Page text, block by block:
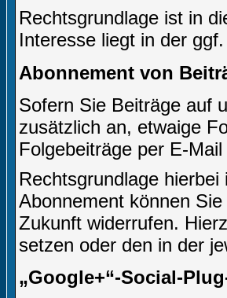
Rechtsgrundlage ist in
Interesse liegt in der
Abonnement von
Sofern Sie Beiträge auf
zusätzlich an, etwaige
Folgebeiträge per E-
Rechtsgrundlage
Abonnement können
Zukunft widerrufen.
setzen oder den in der
„Google+“-Social-